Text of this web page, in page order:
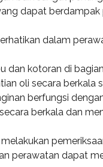
dapat berdampak
dalam
dan kotoran di
oli secara berkala
berfungsi
berkala dan
perawatan dapat